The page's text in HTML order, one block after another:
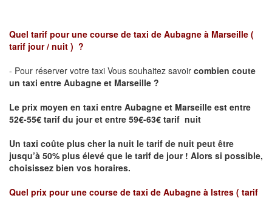
Quel tarif pour une course de taxi de Aubagne à Marseille (
tarif jour / nuit ) ?
- Pour réserver votre taxi Vous souhaitez savoir combien coute
un taxi entre Aubagne et Marseille ?
Le prix moyen en taxi entre Aubagne et Marseille est entre
52€-55€ tarif du jour et entre 59€-63€ tarif nuit
Un taxi coûte plus cher la nuit le tarif de nuit peut être
jusqu’à 50% plus élevé que le tarif de jour ! Alors si possible,
choisissez bien vos horaires.
Quel prix pour une course de taxi de Aubagne à Istres ( tarif